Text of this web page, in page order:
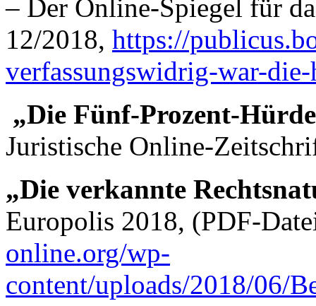
– Der Online-Spiegel für
12/2018, https://
verfassungswidrig-war-die-
„Die Fünf-Prozent-
Juristische Online-
„Die verkannte
Europolis 2018, (PDF-
online.org/wp-
content/uploads/2018/06/